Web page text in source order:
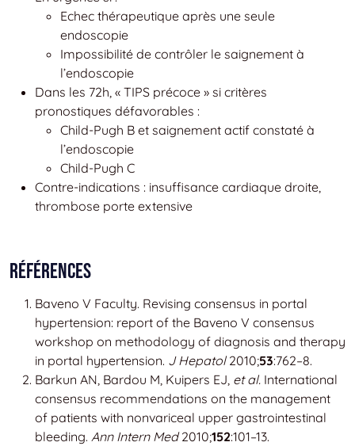
Echec thérapeutique après une seule
endoscopie
Impossibilité de contrôler le saignement à
l’endoscopie
Dans les 72h, « TIPS précoce » si critères
pronostiques défavorables :
Child-Pugh B et saignement actif constaté à
l’endoscopie
Child-Pugh C
Contre-indications : insuffisance cardiaque droite,
thrombose porte extensive
Références
Baveno V Faculty. Revising consensus in portal
hypertension: report of the Baveno V consensus
workshop on methodology of diagnosis and therapy
in portal hypertension. J Hepatol2010;53:762–8.
Barkun AN, Bardou M, Kuipers EJ, et al. International
consensus recommendations on the management
of patients with nonvariceal upper gastrointestinal
bleeding. Ann Intern Med2010;152:101–13.